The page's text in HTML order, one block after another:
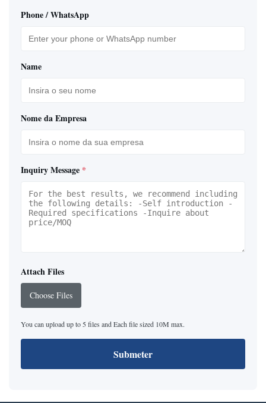
Phone / WhatsApp
Name
Nome da Empresa
Inquiry Message *
Attach Files
Choose Files
You can upload up to 5 files and Each file sized 10M max.
Submeter